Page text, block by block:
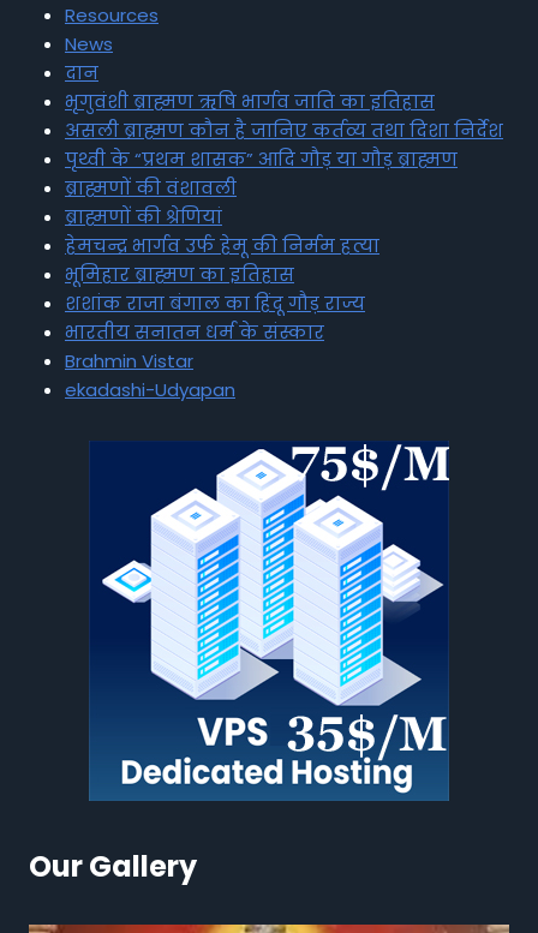
Resources
News
दान
भृगुवंशी ब्राह्मण ऋषि भार्गव जाति का इतिहास
असली ब्राह्मण कौन है जानिए कर्तव्य तथा दिशा निर्देश
पृथ्वी के “प्रथम शासक” आदि गौड़ या गौड़ ब्राह्मण
ब्राह्मणों की वंशावली
ब्राह्मणों की श्रेणियां
हेमचन्द्र भार्गव उर्फ हेमू की निर्मम हत्या
भूमिहार ब्राह्मण का इतिहास
शशांक राजा बंगाल का हिंदू गौड़ राज्य
भारतीय सनातन धर्म के संस्कार
Brahmin Vistar
ekadashi-Udyapan
Our Gallery